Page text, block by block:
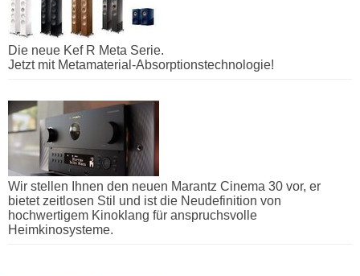
Die neue Kef R Meta Serie.
Jetzt mit Metamaterial-Absorptionstechnologie!
Wir stellen Ihnen den neuen Marantz Cinema 30 vor, er
bietet zeitlosen Stil und ist die Neudefinition von
hochwertigem Kinoklang für anspruchsvolle
Heimkinosysteme.